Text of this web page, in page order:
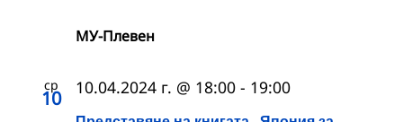
МУ-Плевен
ср
10 10.04.2024 г. @ 18:00 - 19:00